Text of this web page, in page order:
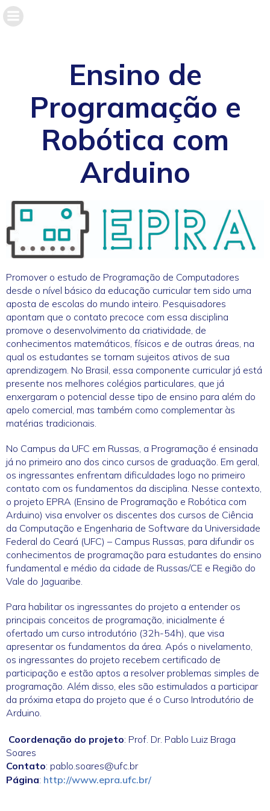
Ensino de
Programação e
Robótica com
Arduino
Promover o estudo de Programação de Computadores
desde o nível básico da educação curricular tem sido uma
aposta de escolas do mundo inteiro. Pesquisadores
apontam que o contato precoce com essa disciplina
promove o desenvolvimento da criatividade, de
conhecimentos matemáticos, físicos e de outras áreas, na
qual os estudantes se tornam sujeitos ativos de sua
aprendizagem. No Brasil, essa componente curricular já está
presente nos melhores colégios particulares, que já
enxergaram o potencial desse tipo de ensino para além do
apelo comercial, mas também como complementar às
matérias tradicionais.
No Campus da UFC em Russas, a Programação é ensinada
já no primeiro ano dos cinco cursos de graduação. Em geral,
os ingressantes enfrentam dificuldades logo no primeiro
contato com os fundamentos da disciplina. Nesse contexto,
o projeto EPRA (Ensino de Programação e Robótica com
Arduino) visa envolver os discentes dos cursos de Ciência
da Computação e Engenharia de Software da Universidade
Federal do Ceará (UFC) – Campus Russas, para difundir os
conhecimentos de programação para estudantes do ensino
fundamental e médio da cidade de Russas/CE e Região do
Vale do Jaguaribe.
Para habilitar os ingressantes do projeto a entender os
principais conceitos de programação, inicialmente é
ofertado um curso introdutório (32h-54h), que visa
apresentar os fundamentos da área. Após o nivelamento,
os ingressantes do projeto recebem certificado de
participação e estão aptos a resolver problemas simples de
programação. Além disso, eles são estimulados a participar
da próxima etapa do projeto que é o Curso Introdutório de
Arduino.
Coordenação do projeto: Prof. Dr. Pablo Luiz Braga
Soares
Contato: pablo.soares@ufc.br
Página: http://www.epra.ufc.br/